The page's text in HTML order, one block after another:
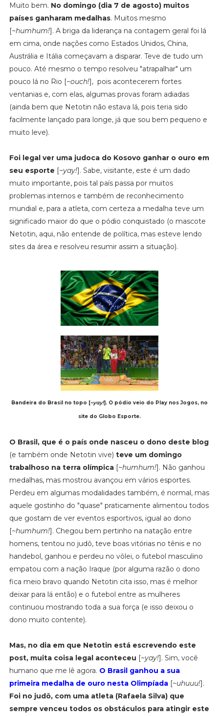
Muito bem. No domingo (dia 7 de agosto) muitos
países ganharam medalhas. Muitos mesmo
[~humhum!]. A briga da liderança na contagem geral foi lá
em cima, onde nações como Estados Unidos, China,
Austrália e Itália começavam a disparar. Teve de tudo um
pouco. Até mesmo o tempo resolveu "atrapalhar" um
pouco lá no Rio [~ouch!], pois acontecerem fortes
ventanias e, com elas, algumas provas foram adiadas
(ainda bem que Netotin não estava lá, pois teria sido
facilmente lançado para longe, já que sou bem pequeno e
muito leve).
Foi legal ver uma judoca do Kosovo ganhar o ouro em
seu esporte [~yay!]. Sabe, visitante, este é um dado
muito importante, pois tal país passa por muitos
problemas internos e também de reconhecimento
mundial e, para a atleta, com certeza a medalha teve um
significado maior do que o pódio conquistado (o mascote
Netotin, aqui, não entende de política, mas esteve lendo
sites da área e resolveu resumir assim a situação).
Bandeira do Brasil no topo [~yay!]. O pódio veio do Play nos Jogos, no
site do Globo Esporte.
O Brasil, que é o país onde nasceu o dono deste blog
(e também onde Netotin vive) teve um domingo
trabalhoso na terra olímpica[~humhum!]. Não ganhou
medalhas, mas mostrou avançou em vários esportes.
Perdeu em algumas modalidades também, é normal, mas
aquele gostinho do "quase" praticamente alimentou todos
que gostam de ver eventos esportivos, igual ao dono
[~humhum!]. Chegou bem pertinho na natação entre
homens, tentou no judô, teve boas vitórias no tênis e no
handebol, ganhou e perdeu no vôlei, o futebol masculino
empatou com a nação Iraque (por alguma razão o dono
fica meio bravo quando Netotin cita isso, mas é melhor
deixar para lá então) e o futebol entre as mulheres
continuou mostrando toda a sua força (e isso deixou o
dono muito contente).
Mas, no dia em que Netotin está escrevendo este
post, muita coisa legal aconteceu [~yay!]. Sim, você
humano que me lê agora. O Brasil ganhou a sua
primeira medalha de ouro nesta Olimpíada[~uhuuu!].
Foi no judô, com uma atleta (Rafaela Silva) que
sempre venceu todos os obstáculos para atingir este